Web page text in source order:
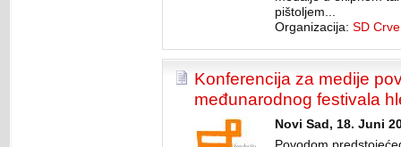
pištoljem...
Organizacija: SD
Konferencija za medije
međunarodnog festivala
Novi Sad, 18. Juni